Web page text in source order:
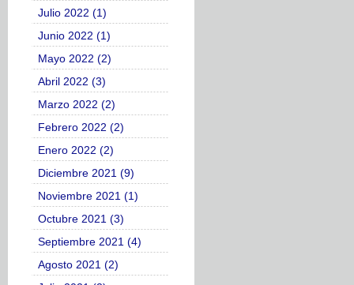
Julio 2022 (1)
Junio 2022 (1)
Mayo 2022 (2)
Abril 2022 (3)
Marzo 2022 (2)
Febrero 2022 (2)
Enero 2022 (2)
Diciembre 2021 (9)
Noviembre 2021 (1)
Octubre 2021 (3)
Septiembre 2021 (4)
Agosto 2021 (2)